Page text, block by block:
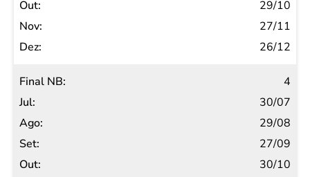
29/10
27/11
26/12
4
30/07
29/08
27/09
30/10